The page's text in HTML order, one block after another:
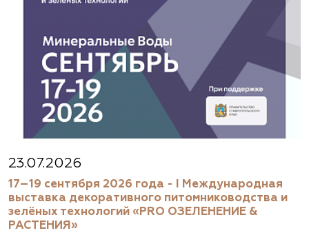
23.07.2026
17–19 сентября 2026 года - I Международная
выставка декоративного питомниководства и
зелёных технологий «PRO ОЗЕЛЕНЕНИЕ &
РАСТЕНИЯ»